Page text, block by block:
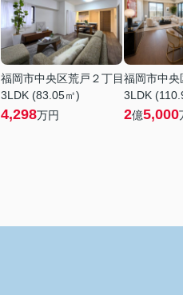
福岡市中央区荒戸２丁目
3LDK (83.05㎡)
4,298万円
福岡市中央
3LDK
2億5,000